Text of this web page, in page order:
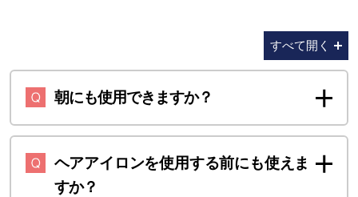
すべて開く
朝にも使用できますか？
ヘアアイロンを使用する前にも使えま
すか？